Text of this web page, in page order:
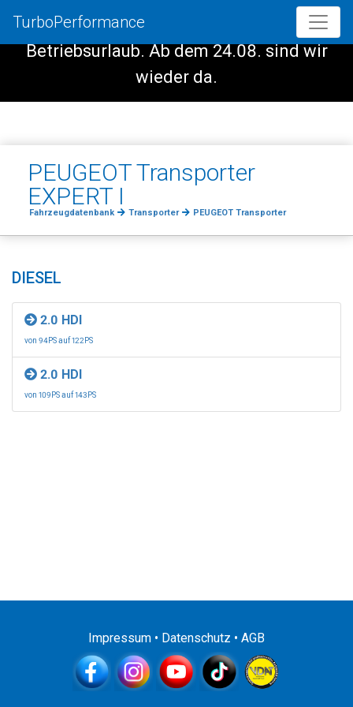
Vom 08.08. - 23.08. haben wir
Betriebsurlaub. Ab dem 24.08. sind wir
wieder da.
TurboPerformance
PEUGEOT Transporter
EXPERT I
Fahrzeugdatenbank Transporter PEUGEOT Transporter
DIESEL
2.0 HDI
von 94PS auf 122PS
2.0 HDI
von 109PS auf 143PS
Impressum • Datenschutz • AGB